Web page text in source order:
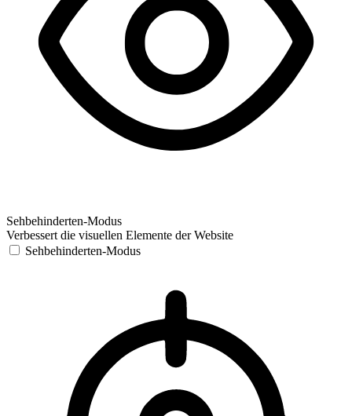
Sehbehinderten-Modus
Verbessert die visuellen Elemente der Website
Sehbehinderten-Modus